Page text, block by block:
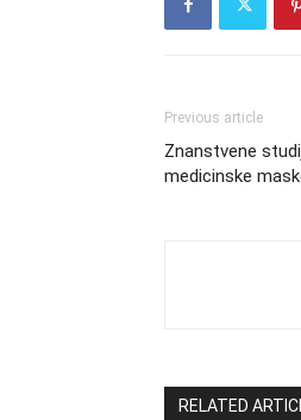
Previous article
Znanstvene
medicinske
RELATED